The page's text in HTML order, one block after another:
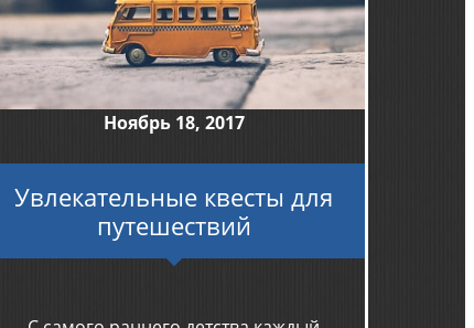
Ноябрь 18, 2017
Увлекательные квесты для
путешествий